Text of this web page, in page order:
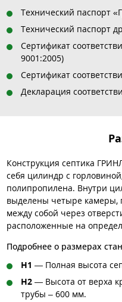
Технический паспорт
Технический паспорт
Сертификат
9001:2005)
Сертификат
Декларация
Конструкция септика
себя цилиндр с
полипропилена. Внутри
выделены четыре камеры,
между собой через
расположенные на
Подробнее о размерах
H1 — Полная высота
H2 — Высота от верха
трубы – 600 мм.